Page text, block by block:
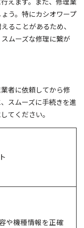
う。特にカシオワープ
ることがあるため、
ムーズな修理に繋が
者に依頼してから修
スムーズに手続きを進
てください。
や機種情報を正確